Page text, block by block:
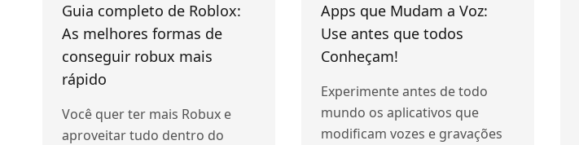
Guia completo de Roblox:
As melhores formas de
conseguir robux mais
rápido
Você quer ter mais Robux e
aproveitar tudo dentro do
Apps que Mudam a Voz:
Use antes que todos
Conheçam!
Experimente antes de todo
mundo os aplicativos que
modificam vozes e gravações